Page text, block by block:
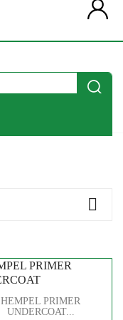

HEMPEL PRIMER
UNDERCOAT...